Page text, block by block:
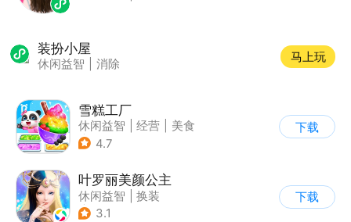
装扮小屋
休闲益智 消除
马上玩
雪糕工厂
休闲益智 经营
美食
| 宝宝巴士
4.7
下载
叶罗丽美颜公主
休闲益智
换装
| 动漫改编
3.1
下载